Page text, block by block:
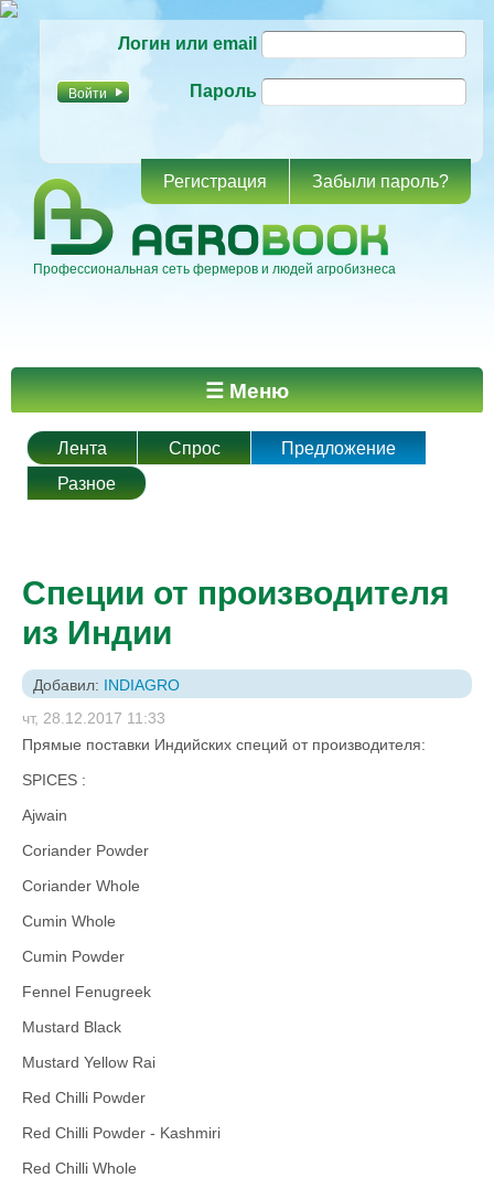
основному
Логин или email
Пароль
Регистрация Забыли пароль?
Профессиональная сеть фермеров и людей агробизнеса
Главное меню ☰ Меню
Лента Спрос
Предложение
Разное
Специи от производителя
из Индии
Добавил: INDIAGRO
чт, 28.12.2017 11:33
Прямые поставки Индийских специй от производителя:
SPICES :
Ajwain
Coriander Powder
Coriander Whole
Cumin Whole
Cumin Powder
Fennel Fenugreek
Mustard Black
Mustard Yellow Rai
Red Chilli Powder
Red Chilli Powder - Kashmiri
Red Chilli Whole